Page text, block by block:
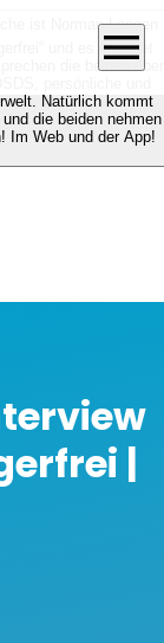
ist Norman Langen
und es erwartet
die beiden über
persönliche und
Natürlich kommt
die beiden nehmen
Im Web und der App!
menu
|